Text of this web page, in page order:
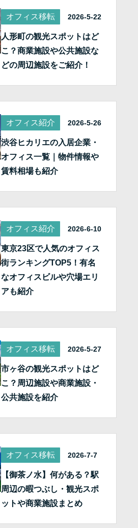
オフィス移転 2026-5-22
人形町の観光スポットはど
こ？商業施設や公共施設な
どの周辺施設をご紹介！
オフィス紹介 2026-5-26
渋谷ヒカリエの入居企業・
オフィス一覧｜物件情報や
賃料相場も紹介
オフィス紹介 2026-6-10
東京23区で人気のオフィス
街ランキングTOP5！有名
なオフィスビルや穴場エリ
アも紹介
オフィス移転 2026-5-27
市ヶ谷の観光スポットはど
こ？周辺施設や商業施設・
公共施設を紹介
オフィス移転 2026-7-7
【御茶ノ水】何がある？駅
周辺の暇つぶし・観光スポ
ットや商業施設まとめ